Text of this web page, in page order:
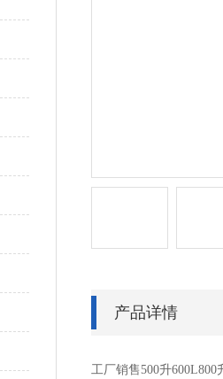
产品详情
工厂销售500升600L800